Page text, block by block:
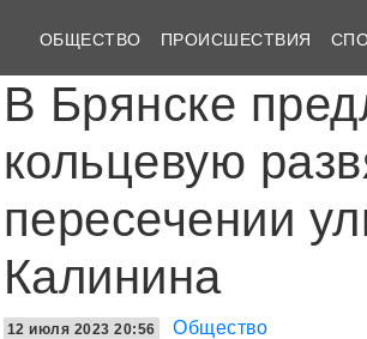
ОБЩЕСТВО ПРОИСШЕСТВИЯ
В Брянске
кольцевую
пересечении
Калинина
12 июля 2023 20:56 Общество